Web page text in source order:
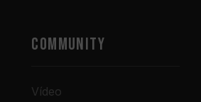
COMMUNITY
Vídeo